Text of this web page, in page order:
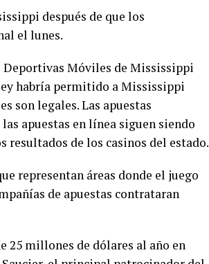
después de que los
el lunes.
Deportivas Móviles de Mississippi
habría permitido a Mississippi
son legales. Las apuestas
apuestas en línea siguen siendo
de los casinos del estado.
representan áreas donde el juego
de apuestas contrataran
25 millones de dólares al año en